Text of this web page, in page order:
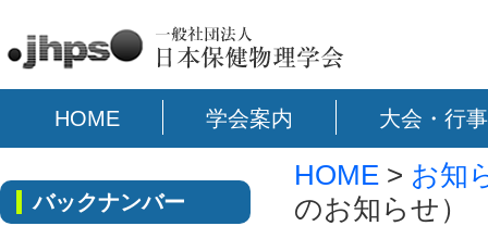
HOME 学会案内 大会・行事
HOME > お知
のお知らせ）
バックナンバー